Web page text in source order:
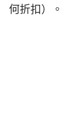
何折扣）。